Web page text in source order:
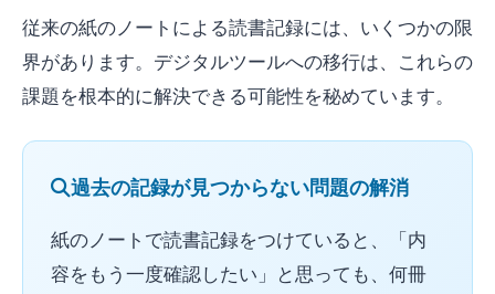
従来の紙のノートによる読書記録には、いくつかの限
界があります。デジタルツールへの移行は、これらの
課題を根本的に解決できる可能性を秘めています。
過去の記録が見つからない問題の解消
紙のノートで読書記録をつけていると、「内
容をもう一度確認したい」と思っても、何冊